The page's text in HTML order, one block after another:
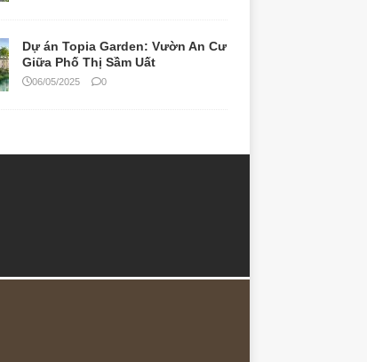
Dự án Topia Garden: Vườn An Cư
Giữa Phố Thị Sầm Uất
06/05/2025 0